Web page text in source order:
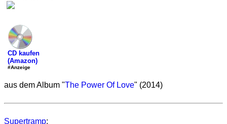
CD kaufen
(Amazon)
#Anzeige
aus dem Album "The Power Of Love" (2014)
Supertramp: